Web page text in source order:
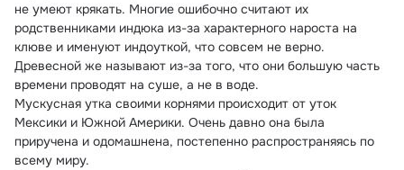
не умеют крякать. Многие ошибочно считают их
родственниками индюка из-за характерного нароста на
клюве и именуют индоуткой, что совсем не верно.
Древесной же называют из-за того, что они большую часть
времени проводят на суше, а не в воде.
Мускусная утка своими корнями происходит от уток
Мексики и Южной Америки. Очень давно она была
приручена и одомашнена, постепенно распространяясь по
всему миру.